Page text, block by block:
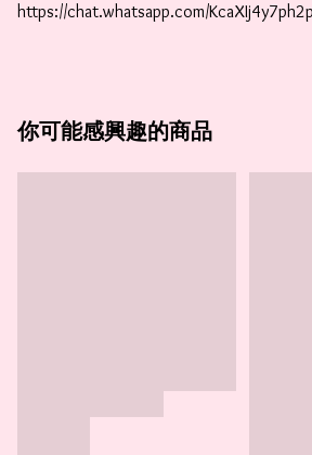
https://chat.whatsapp.com/
你可能感興趣的商品